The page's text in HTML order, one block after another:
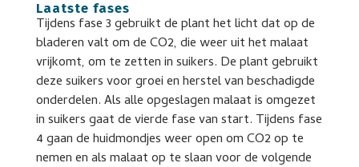
Laatste fases
Tijdens fase 3 gebruikt de plant het licht dat op de
bladeren valt om de CO2, die weer uit het malaat
vrijkomt, om te zetten in suikers. De plant gebruikt
deze suikers voor groei en herstel van beschadigde
onderdelen. Als alle opgeslagen malaat is omgezet
in suikers gaat de vierde fase van start. Tijdens fase
4 gaan de huidmondjes weer open om CO2 op te
nemen en als malaat op te slaan voor de volgende